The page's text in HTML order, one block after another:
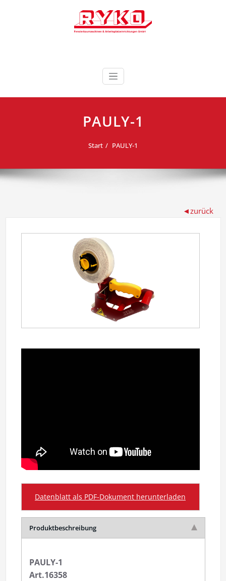
RYKO Deutschland
GmbH
PAULY-1
Start PAULY-1
Datenblatt als PDF-Dokument herunterladen
Produktbeschreibung
PAULY-1
Art.16358